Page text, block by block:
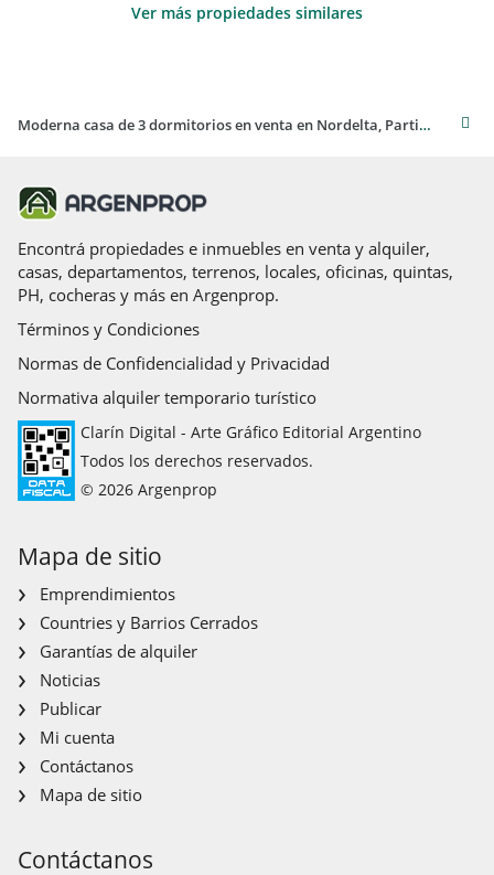
Ver más propiedades similares
Moderna casa de 3 dormitorios en venta en Nordelta, Partido de Tigre
Encontrá propiedades e inmuebles en venta y alquiler,
casas, departamentos, terrenos, locales, oficinas, quintas,
PH, cocheras y más en Argenprop.
Términos y Condiciones
Normas de Confidencialidad y Privacidad
Normativa alquiler temporario turístico
Clarín Digital - Arte Gráfico Editorial Argentino
Todos los derechos reservados.
© 2026 Argenprop
Mapa de sitio
Emprendimientos
Countries y Barrios Cerrados
Garantías de alquiler
Noticias
Publicar
Mi cuenta
Contáctanos
Mapa de sitio
Contáctanos